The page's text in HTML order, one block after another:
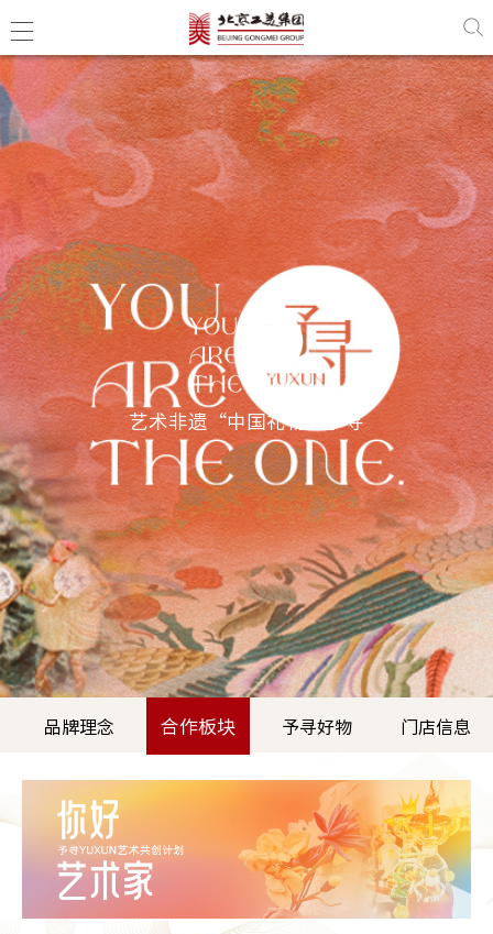
艺术非遗“中国礼物”予寻
品牌理念 合作板块 予寻好物 门店信息